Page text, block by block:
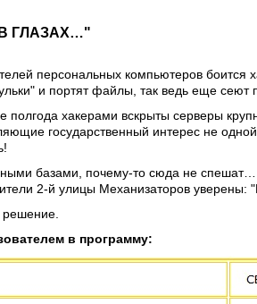
ГЛАЗАХ…"
персональных компьютеров
и портят файлы, так ведь еще
полгода хакерами вскрыты серверы
государственный интерес не
базами, почему-то сюда не
2-й улицы Механизаторов уверены:
решение.
в программу: